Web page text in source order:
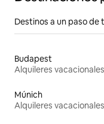
Destinos a un paso de
Budapest
Alquileres vacacionales
Múnich
Alquileres vacacionales